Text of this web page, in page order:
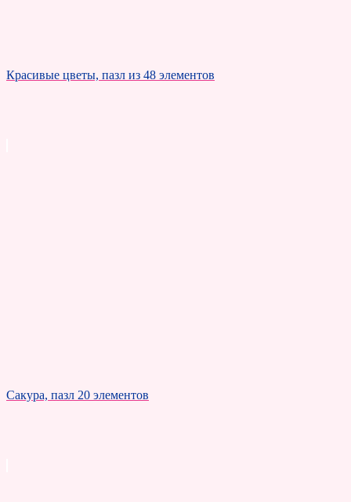
Красивые цветы, пазл из 48 элементов
Сакура, пазл 20 элементов